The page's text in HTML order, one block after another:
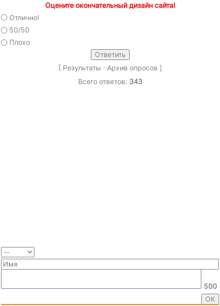
Оцените окончательный дизайн сайта!
Отлично!
50/50
Плохо
[ Результаты · Архив опросов ]
Всего ответов: 343
500